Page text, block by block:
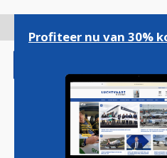
gaan
Profiteer nu van 30%